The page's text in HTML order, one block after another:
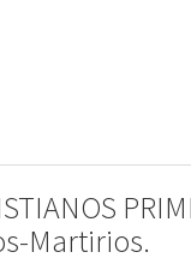
Martirios.